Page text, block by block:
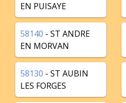
EN PUISAYE
58140 - ST ANDRE
EN MORVAN
58130 - ST AUBIN
LES FORGES